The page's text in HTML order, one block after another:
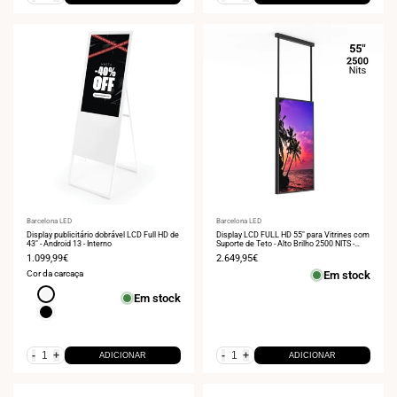
Fornecedor:
Barcelona LED
Display publicitário dobrável LCD Full HD de
43" - Android 13 - Interno
Preço
de
venda
1.099,99€
Cor da carcaça
Branco
Preto
Em stock
- + ADICIONAR
Fornecedor:
Barcelona LED
Display LCD FULL HD 55" para Vitrines com
Suporte de Teto - Alto Brilho 2500 NITS -
Preço
2.649,95€
Em stock
- + ADICIONAR